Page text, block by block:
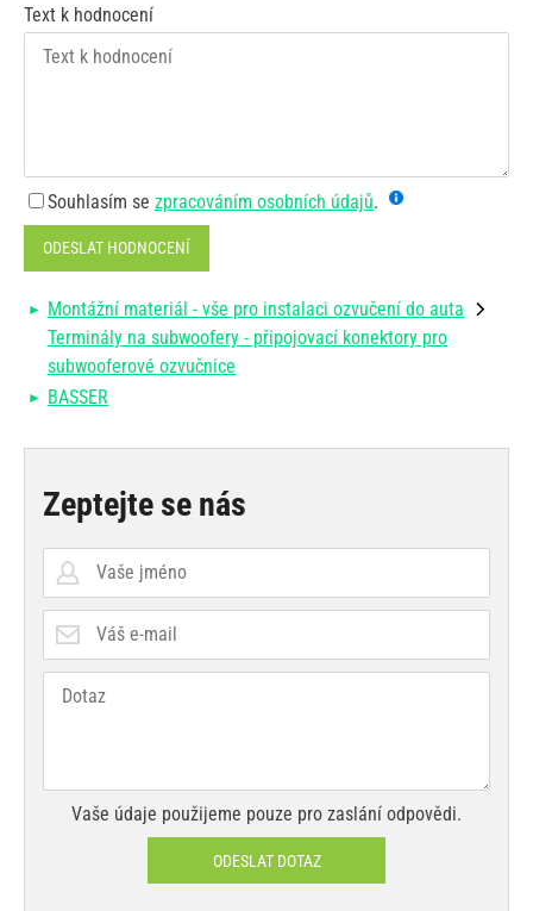
Text k hodnocení
Souhlasím se zpracováním osobních údajů.
ODESLAT HODNOCENÍ
Montážní materiál - vše pro instalaci ozvučení do auta
Terminály na subwoofery - připojovací konektory pro
subwooferové ozvučnice
BASSER
Zeptejte se nás
Vaše údaje použijeme pouze pro zaslání odpovědi.
ODESLAT DOTAZ